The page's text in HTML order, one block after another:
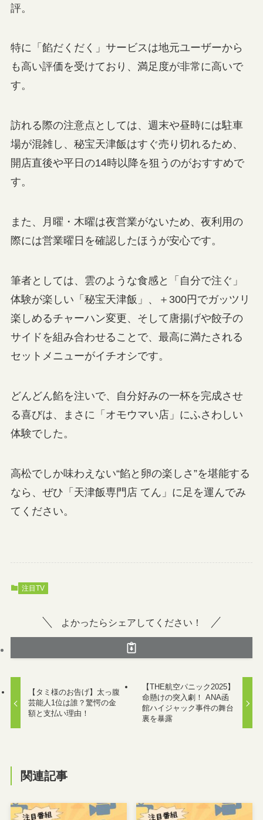
評。
特に「餡だくだく」サービスは地元ユーザーから
も高い評価を受けており、満足度が非常に高いで
す。
訪れる際の注意点としては、週末や昼時には駐車
場が混雑し、秘宝天津飯はすぐ売り切れるため、
開店直後や平日の14時以降を狙うのがおすすめで
す。
また、月曜・木曜は夜営業がないため、夜利用の
際には営業曜日を確認したほうが安心です。
筆者としては、雲のような食感と「自分で注ぐ」
体験が楽しい「秘宝天津飯」、＋300円でガッツリ
楽しめるチャーハン変更、そして唐揚げや餃子の
サイドを組み合わせることで、最高に満たされる
セットメニューがイチオシです。
どんどん餡を注いで、自分好みの一杯を完成させ
る喜びは、まさに「オモウマい店」にふさわしい
体験でした。
高松でしか味わえない“餡と卵の楽しさ”を堪能する
なら、ぜひ「天津飯専門店 てん」に足を運んでみ
てください。
注目TV
よかったらシェアしてください！
【タミ様のお告げ】太っ腹
芸能人1位は誰？驚愕の金
額と支払い理由！
【THE航空パニック2025】
命懸けの突入劇！ ANA函
館ハイジャック事件の舞台
裏を暴露
関連記事